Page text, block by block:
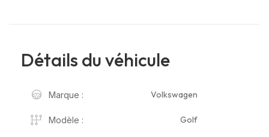
Détails du véhicule
Marque : Volkswagen
Modèle : Golf